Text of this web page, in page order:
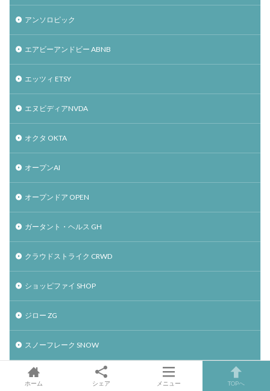
アンソロピック
エアビーアンドビー ABNB
エッツィ ETSY
エヌビディアNVDA
オクタ OKTA
オープンAI
オープンドア OPEN
ガータント・ヘルス GH
クラウドストライク CRWD
ショッピファイ SHOP
ジロー ZG
スノーフレーク SNOW
スペースX
ホーム シェア メニュー TOPへ